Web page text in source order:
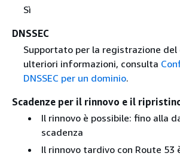
Sì
DNSSEC
Supportato per la registrazione del
ulteriori informazioni, consulta
DNSSEC per un dominio.
Scadenze per il rinnovo e il
Il rinnovo è possibile: fino alla
scadenza
Il rinnovo tardivo con Route 53